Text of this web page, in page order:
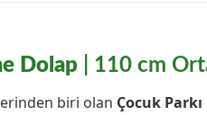
Dolap | 110 cm
biri olan Çocuk